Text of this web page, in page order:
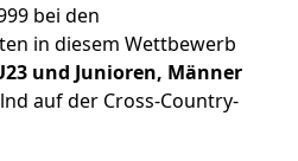
bei den
in diesem Wettbewerb
und Junioren, Männer
auf der Cross-Country-